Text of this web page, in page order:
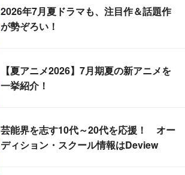
2026年7月夏ドラマも、注目作＆話題作
が勢ぞろい！
【夏アニメ2026】7月期夏の新アニメを
一挙紹介！
芸能界を志す10代～20代を応援！ オー
ディション・スクール情報はDeview